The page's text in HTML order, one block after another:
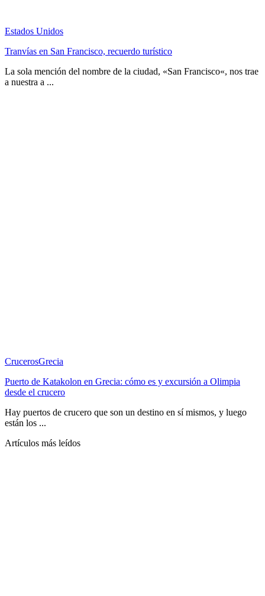
Estados Unidos
Tranvías en San Francisco, recuerdo turístico
La sola mención del nombre de la ciudad, «San Francisco«, nos trae
a nuestra a ...
CrucerosGrecia
Puerto de Katakolon en Grecia: cómo es y excursión a Olimpia
desde el crucero
Hay puertos de crucero que son un destino en sí mismos, y luego
están los ...
Artículos más leídos